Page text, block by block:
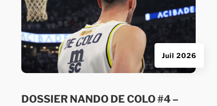
DOSSIER NANDO DE COLO #4 –
Juil 2026